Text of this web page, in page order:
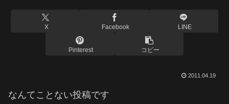
X Facebook LINE
Pinterest コピー
2011.04.19
なんてことない投稿です